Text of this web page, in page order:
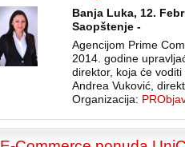
Banja Luka, 12.
Saopštenje -
Agencijom Prime
2014. godine
direktor, koja će
Andrea Vuković,
Organizacija: